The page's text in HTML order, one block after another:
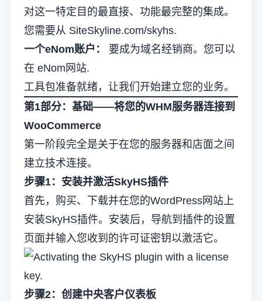
对这一特定目的最直接、功能最完整的集成。
您需要从 SiteSkyline.com/skyhs.
一个eNom账户：
要成为域名经销商。您可以
在 eNom网站.
工具包准备就绪，让我们开始建立您的业务。
第1部分：基础——将您的WHM服务器连接到
WooCommerce
第一阶段完全是关于在您的服务器和店面之间
建立技术连接。
步骤1：安装并激活SkyHS插件
首先，购买、下载并在您的WordPress网站上
安装SkyHS插件。安装后，导航到插件的设置
页面并输入您收到的许可证密钥以激活它。
步骤2：创建中央客户仪表板